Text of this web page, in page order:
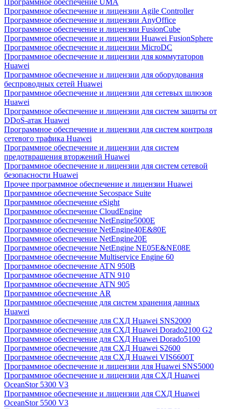
Программное обеспечение UMA
Программное обеспечение и лицензии Agile Controller
Программное обеспечение и лицензии AnyOffice
Программное обеспечение и лицензии FusionCube
Программное обеспечение и лицензии Huawei FusionSphere
Программное обеспечение и лицензии MicroDC
Программное обеспечение и лицензии для коммутаторов
Huawei
Программное обеспечение и лицензии для оборудования
беспроводных сетей Huawei
Программное обеспечение и лицензии для сетевых шлюзов
Huawei
Программное обеспечение и лицензии для систем защиты от
DDoS-атак Huawei
Программное обеспечение и лицензии для систем контроля
сетевого трафика Huawei
Программное обеспечение и лицензии для систем
предотвращения вторжений Huawei
Программное обеспечение и лицензии для систем сетевой
безопасности Huawei
Прочее программное обеспечение и лицензии Huawei
Программное обеспечение Secospace Suite
Программное обеспечение eSight
Программное обеспечение CloudEngine
Программное обеспечение NetEngine5000E
Программное обеспечение NetEngine40E&80E
Программное обеспечение NetEngine20E
Программное обеспечение NetEngine NE05E&NE08E
Программное обеспечение Multiservice Engine 60
Программное обеспечение ATN 950B
Программное обеспечение ATN 910
Программное обеспечение ATN 905
Программное обеспечение AR
Программное обеспечение для систем хранения данных
Huawei
Программное обеспечение для СХД Huawei SNS2000
Программное обеспечение для СХД Huawei Dorado2100 G2
Программное обеспечение для СХД Huawei Dorado5100
Программное обеспечение для СХД Huawei S2600
Программное обеспечение для СХД Huawei VIS6600T
Программное обеспечение и лицензии для Huawei SNS5000
Программное обеспечение и лицензии для СХД Huawei
OceanStor 5300 V3
Программное обеспечение и лицензии для СХД Huawei
OceanStor 5500 V3